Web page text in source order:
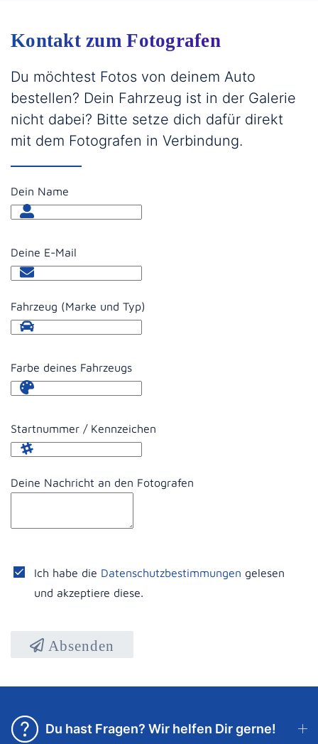
Kontakt zum Fotografen
Du möchtest Fotos von deinem Auto
bestellen? Dein Fahrzeug ist in der Galerie
nicht dabei? Bitte setze dich dafür direkt
mit dem Fotografen in Verbindung.
Dein Name
Deine E-Mail
Fahrzeug (Marke und Typ)
Farbe deines Fahrzeugs
Startnummer / Kennzeichen
Deine Nachricht an den Fotografen
Ich habe die Datenschutzbestimmungen gelesen
und akzeptiere diese.
Absenden
Du hast Fragen? Wir helfen Dir gerne!